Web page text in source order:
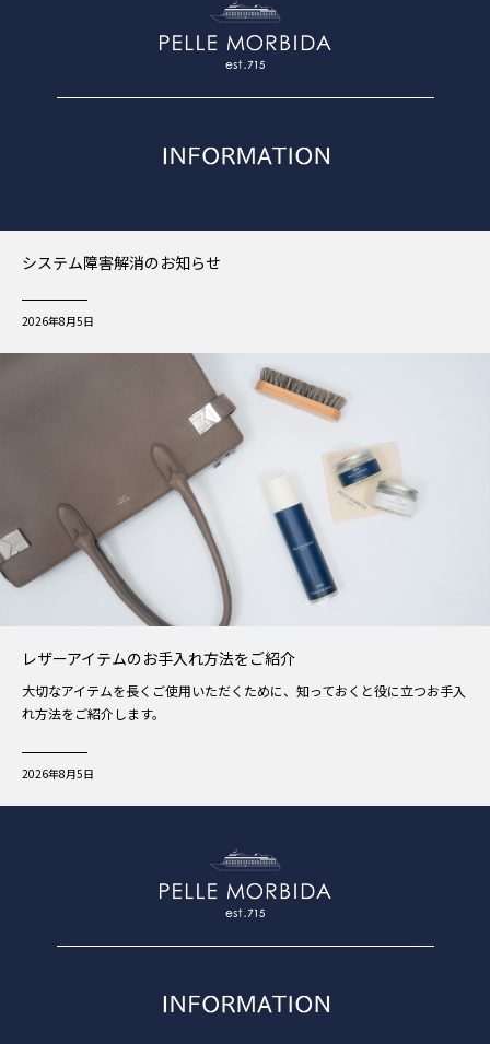
システム障害解消のお知らせ
2026年8月5日
レザーアイテムのお手入れ方法をご紹介
大切なアイテムを長くご使用いただくために、知っておくと役に立つお手入
れ方法をご紹介します。
2026年8月5日